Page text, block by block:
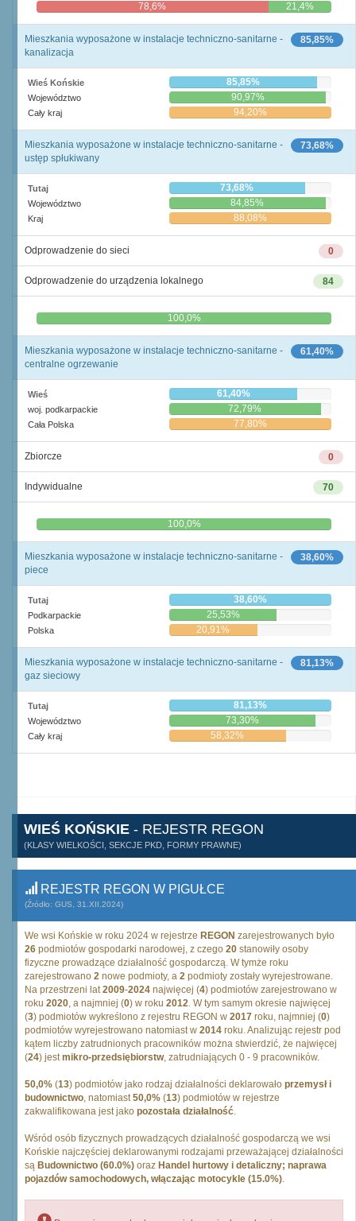
78,6% 21,4%
85,85%
Mieszkania wyposażone w instalacje techniczno-sanitarne -
kanalizacja
Wieś Końskie 85,85%
Województwo 90,97%
Cały kraj 94,20%
73,68%
Mieszkania wyposażone w instalacje techniczno-sanitarne -
ustęp spłukiwany
Tutaj 73,68%
Województwo 84,85%
Kraj 88,08%
0
Odprowadzenie do sieci
84
Odprowadzenie do urządzenia lokalnego
0,0% 100,0%
61,40%
Mieszkania wyposażone w instalacje techniczno-sanitarne -
centralne ogrzewanie
Wieś 61,40%
woj. podkarpackie 72,79%
Cała Polska 77,80%
0
Zbiorcze
70
Indywidualne
0,0% 100,0%
38,60%
Mieszkania wyposażone w instalacje techniczno-sanitarne -
piece
Tutaj 38,60%
Podkarpackie 25,53%
Polska 20,91%
81,13%
Mieszkania wyposażone w instalacje techniczno-sanitarne -
gaz sieciowy
Tutaj 81,13%
Województwo 73,30%
Cały kraj 58,32%
WIEŚ KOŃSKIE - REJESTR REGON
(KLASY WIELKOŚCI, SEKCJE PKD, FORMY PRAWNE)
REJESTR REGON W PIGUŁCE
(Źródło: GUS, 31.XII.2024)
We wsi Końskie w roku 2024 w rejestrze REGON zarejestrowanych było
26 podmiotów gospodarki narodowej, z czego 20 stanowiły osoby
fizyczne prowadzące działalność gospodarczą. W tymże roku
zarejestrowano 2 nowe podmioty, a 2 podmioty zostały wyrejestrowane.
Na przestrzeni lat2009-2024 najwięcej (4) podmiotów zarejestrowano w
roku 2020, a najmniej (0) w roku 2012. W tym samym okresie najwięcej
(3) podmiotów wykreślono z rejestru REGON w 2017 roku, najmniej (0)
podmiotów wyrejestrowano natomiast w 2014 roku. Analizując rejestr pod
kątem liczby zatrudnionych pracowników można stwierdzić, że najwięcej
(24) jestmikro-przedsiębiorstw, zatrudniających 0 - 9 pracowników.
50,0% (13) podmiotów jako rodzaj działalności deklarowało przemysł i
budownictwo, natomiast50,0% (13) podmiotów w rejestrze
zakwalifikowana jest jako pozostała działalność.
Wśród osób fizycznych prowadzących działalność gospodarczą we wsi
Końskie najczęściej deklarowanymi rodzajami przeważającej działalności
są Budownictwo (60.0%) oraz Handel hurtowy i detaliczny; naprawa
pojazdów samochodowych, włączając motocykle (15.0%).